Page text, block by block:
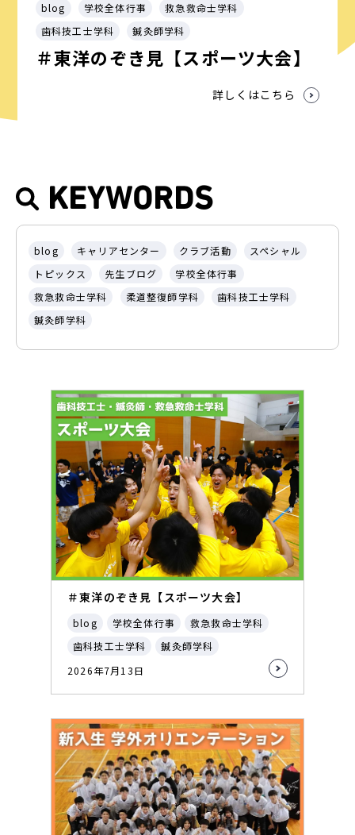
blog 学校全体行事
救急救命士学科
歯科技工士学科
鍼灸師学科
＃東洋のぞき見【スポーツ大会】
詳しくはこちら
KEYWORDS
blog キャリアセンター クラブ活動
スペシャル
トピックス
先生ブログ
学校全体行事
救急救命士学科
柔道整復師学科
歯科技工士学科
鍼灸師学科
＃東洋のぞき見【スポーツ大会】
blog 学校全体行事
救急救命士学科
歯科技工士学科
鍼灸師学科
2026年7月13日